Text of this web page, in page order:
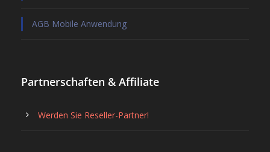
AGB Mobile Anwendung
Partnerschaften & Affiliate
Werden Sie Reseller-Partner!